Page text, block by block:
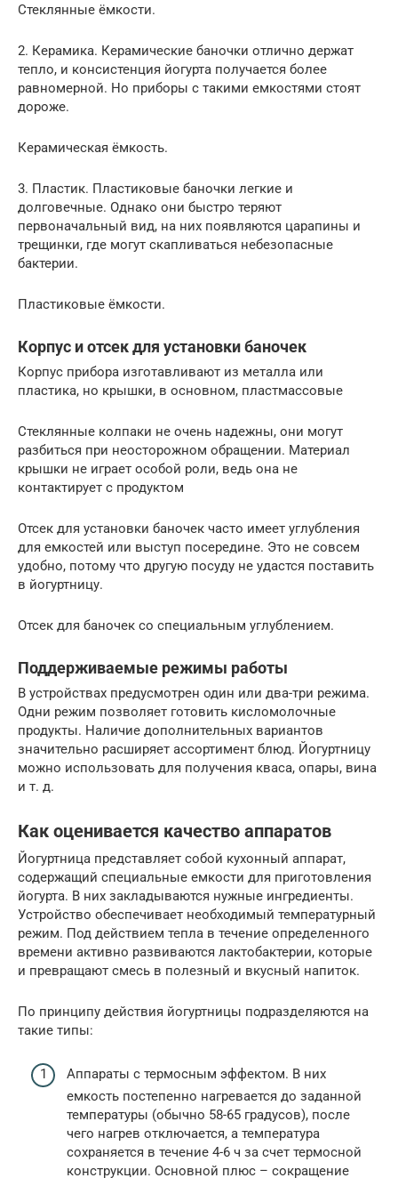
Стеклянные ёмкости.
2. Керамика. Керамические баночки отлично держат
тепло, и консистенция йогурта получается более
равномерной. Но приборы с такими емкостями стоят
дороже.
Керамическая ёмкость.
3. Пластик. Пластиковые баночки легкие и
долговечные. Однако они быстро теряют
первоначальный вид, на них появляются царапины и
трещинки, где могут скапливаться небезопасные
бактерии.
Пластиковые ёмкости.
Корпус и отсек для установки баночек
Корпус прибора изготавливают из металла или
пластика, но крышки, в основном, пластмассовые
Стеклянные колпаки не очень надежны, они могут
разбиться при неосторожном обращении. Материал
крышки не играет особой роли, ведь она не
контактирует с продуктом
Отсек для установки баночек часто имеет углубления
для емкостей или выступ посередине. Это не совсем
удобно, потому что другую посуду не удастся поставить
в йогуртницу.
Отсек для баночек со специальным углублением.
Поддерживаемые режимы работы
В устройствах предусмотрен один или два-три режима.
Одни режим позволяет готовить кисломолочные
продукты. Наличие дополнительных вариантов
значительно расширяет ассортимент блюд. Йогуртницу
можно использовать для получения кваса, опары, вина
и т. д.
Как оценивается качество аппаратов
Йогуртница представляет собой кухонный аппарат,
содержащий специальные емкости для приготовления
йогурта. В них закладываются нужные ингредиенты.
Устройство обеспечивает необходимый температурный
режим. Под действием тепла в течение определенного
времени активно развиваются лактобактерии, которые
и превращают смесь в полезный и вкусный напиток.
По принципу действия йогуртницы подразделяются на
такие типы:
Аппараты с термосным эффектом. В них
емкость постепенно нагревается до заданной
температуры (обычно 58-65 градусов), после
чего нагрев отключается, а температура
сохраняется в течение 4-6 ч за счет термосной
конструкции. Основной плюс – сокращение